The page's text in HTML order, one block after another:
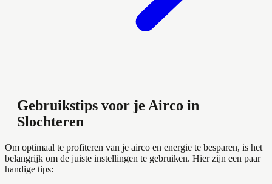
Gebruikstips voor je Airco in
Slochteren
Om optimaal te profiteren van je airco en energie te besparen, is het
belangrijk om de juiste instellingen te gebruiken. Hier zijn een paar
handige tips: